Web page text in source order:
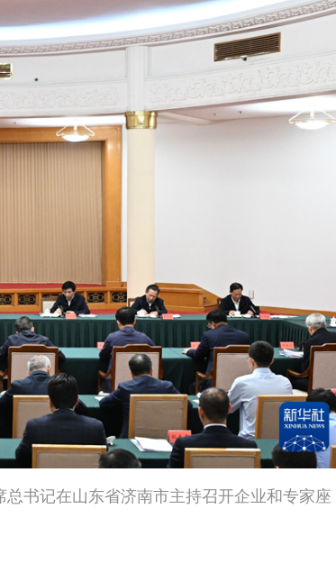
书记在山东省济南市主持召开企业和专家座